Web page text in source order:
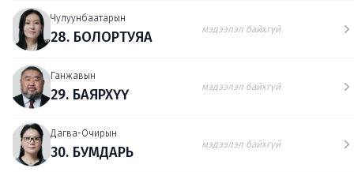
Чулуунбаатарын
28. БОЛОРТУЯА мэдээлэл байхгүй
Ганжавын
29. БАЯРХҮҮ мэдээлэл байхгүй
Дагва-Очирын
30. БУМДАРЬ мэдээлэл байхгүй